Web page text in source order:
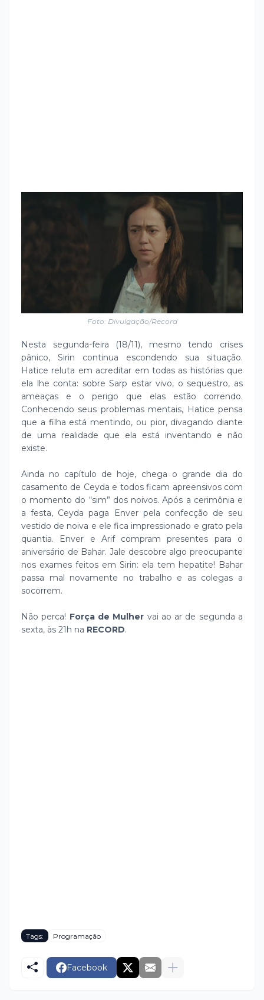
Foto: Divulgação/Record
Nesta segunda-feira (18/11), mesmo tendo crises
pânico, Sirin continua escondendo sua situação.
Hatice reluta em acreditar em todas as histórias que
ela lhe conta: sobre Sarp estar vivo, o sequestro, as
ameaças e o perigo que elas estão correndo.
Conhecendo seus problemas mentais, Hatice pensa
que a filha está mentindo, ou pior, divagando diante
de uma realidade que ela está inventando e não
existe.
Ainda no capítulo de hoje, chega o grande dia do
casamento de Ceyda e todos ficam apreensivos com
o momento do “sim” dos noivos. Após a cerimônia e
a festa, Ceyda paga Enver pela confecção de seu
vestido de noiva e ele fica impressionado e grato pela
quantia. Enver e Arif compram presentes para o
aniversário de Bahar. Jale descobre algo preocupante
nos exames feitos em Sirin: ela tem hepatite! Bahar
passa mal novamente no trabalho e as colegas a
socorrem.
Não perca! Força de Mulher vai ao ar de segunda a
sexta, às 21h na RECORD.
Tags: Programação
Facebook